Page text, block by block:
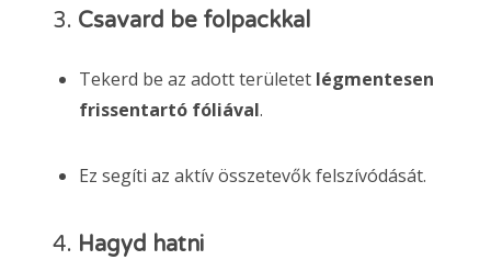
3. Csavard be folpackkal
Tekerd be az adott területet légmentesen
frissentartó fóliával.
Ez segíti az aktív összetevők felszívódását.
4. Hagyd hatni